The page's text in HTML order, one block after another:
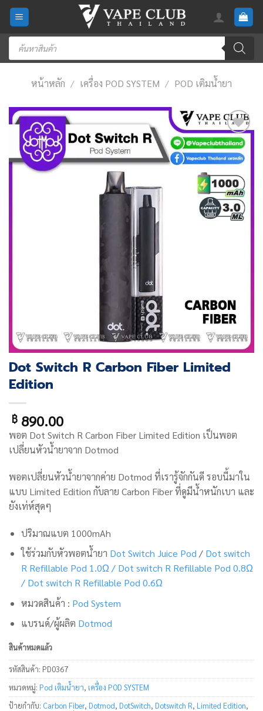
Skip
content
Products
search
หน้าหลัก / เครื่อง POD SYSTEM / POD เติมน้ำยา
Add
to
wishlist
Dot Switch R Carbon Fiber Limited
Edition
฿890.00
พอต Dot Switch R Carbon Fiber Limited Edition เป็นพอต
เปลี่ยนหัวน้ำยาจาก Dotmod
พอตเปลี่ยนหัวน้ำยาจากค่าย Dotmod ที่เรารู้จักกันดี รอบนี้มาใน
แบบ Limited Edition กับลาย Carbon Fiber ที่ดูมีน้ำหนักเบา และ
ยังเท่ห์สุดๆ
ปริมาณแบต 1000mAh
ใช้ร่วมกับหัวพอตน้ำยา Dot Switch Juice Pod / Dot switch
R Refillable Pod 1.0Ω / Dot switch R Refillable Pod 0.8Ω
/ Dot switch R Refillable Pod 0.6Ω
หมวดสินค้า : Pod System
แบรนด์/ผู้ผลิต Dotmod
สินค้าหมดแล้ว
รหัสสินค้า: PD0367
หมวดหมู่: Pod เติมน้ำยา, เครื่อง POD SYSTEM
ป้ายกำกับ: Carbon Fiber, Dotmod, DotSwitch, Dotswitch R, Limited Edition,